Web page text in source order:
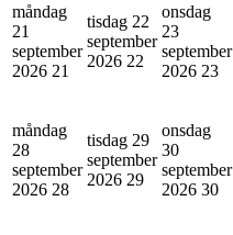
måndag
21
september
2026 21
tisdag 22
september
2026 22
onsdag
23
september
2026 23
måndag
28
september
2026 28
tisdag 29
september
2026 29
onsdag
30
september
2026 30